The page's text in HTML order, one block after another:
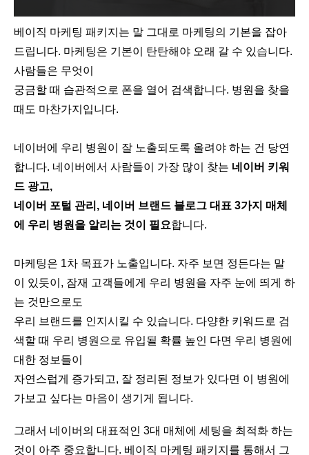
베이직 마케팅 패키지는 말 그대로 마케팅의 기본을 잡아
드립니다. 마케팅은 기본이 탄탄해야 오래 갈 수 있습니다.
사람들은 무엇이
궁금할 때 습관적으로 폰을 열어 검색합니다. 병원을 찾을
때도 마찬가지입니다.
네이버에 우리 병원이 잘 노출되도록 올려야 하는 건 당연
합니다. 네이버에서 사람들이 가장 많이 찾는 네이버 키워
드 광고,
네이버 포털 관리, 네이버 브랜드 블로그 대표 3가지 매체
에 우리 병원을 알리는 것이 필요합니다.
마케팅은 1차 목표가 노출입니다. 자주 보면 정든다는 말
이 있듯이, 잠재 고객들에게 우리 병원을 자주 눈에 띄게 하
는 것만으로도
우리 브랜드를 인지시킬 수 있습니다. 다양한 키워드로 검
색할 때 우리 병원으로 유입될 확률 높인 다면 우리 병원에
대한 정보들이
자연스럽게 증가되고, 잘 정리된 정보가 있다면 이 병원에
가보고 싶다는 마음이 생기게 됩니다.
그래서 네이버의 대표적인 3대 매체에 세팅을 최적화 하는
것이 아주 중요합니다. 베이직 마케팅 패키지를 통해서 그